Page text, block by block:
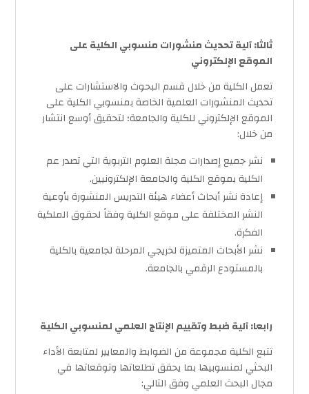
ثالثا: آلية تحديث منشورات منسوبي الكلية على
الموقع الإلكتروني
تعمل الكلية من خلال قسم البحوث والاستشارات على
تحديث المنشورات العلمية الخاصة بمنسوبي الكلية على
الموقع الإلكتروني للكلية والجامعة؛ لتحقيق أوسع انتشار
من خلال:
نشر جميع إصدارات مجلة العلوم التربوية التي تصدر عم
الكلية بموقع الكلية والجامعة الإلكترونيين.
إعادة نشر أبحاث أعضاء هيئة التدريس المنشورة بأوعية
النشر المختلفة على موقع الكلية وفقاً لحقوق الملكية
الفكرة.
نشر الأبحاث المتميزة لخريجي المرحلة لجامعية بالكلية
بالمستودع الرقمي بالجامعة.
رابعا: آلية ضبط وتقييم الإنتاج العلمي لمنسوبي الكلية
تتبع الكلية مجموعة من الضوابط والمعايير لمتابعة الأداء
البحثي لمنسوبيها بما يحقق تطلعاتها وتوقعاتها في
مجال البحث العلمي وفق التالي: